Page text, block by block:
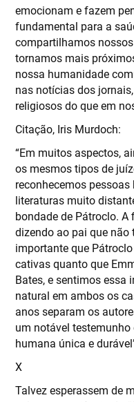
emocionam e fazem
fundamental para a
compartilhamos
tornamos mais
nossa humanidade
nas notícias dos
religiosos do que em
Citação, Iris Murdoch:
“Em muitos aspectos,
os mesmos tipos de
reconhecemos
literaturas muito
bondade de Pátroclo. A
dizendo ao pai que não
importante que
cativas quanto que
Bates, e sentimos essa
natural em ambos os
anos separam os
um notável
humana única e
X
Talvez esperassem de